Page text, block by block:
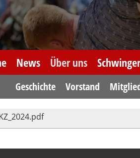
News Über uns
Geschichte Vorstand